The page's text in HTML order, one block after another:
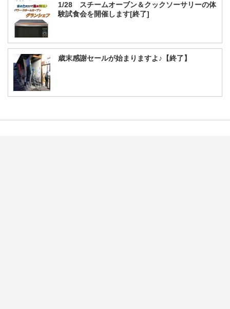
1/28 スチームオーブン＆クックソーサリーの体
験試食会を開催します[終了]
歳末感謝セールが始まりますよ♪【終了】